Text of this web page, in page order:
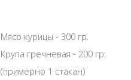
Мясо курицы - 300 гр.
Крупа гречневая - 200 гр.
(примерно 1 стакан)